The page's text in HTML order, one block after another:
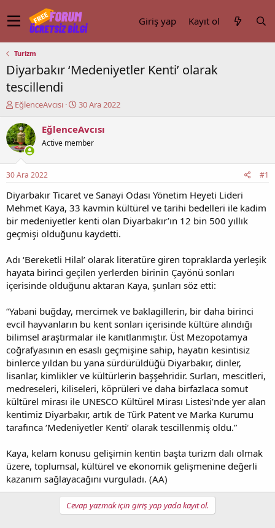
Giriş yap Kayıt ol
Turizm
Diyarbakır ‘Medeniyetler Kenti’ olarak
tescillendi
K
n
u
y
b
a
ş
l
a
t
a
EğlenceAvcısı
B
ş
a
ç
t
a
r
i
i
30 Ara 2022
EğlenceAvcısı
Active member
30 Ara 2022 #1
Diyarbakır Ticaret ve Sanayi Odası Yönetim Heyeti Lideri
Mehmet Kaya, 33 kavmin kültürel ve tarihi bedelleri ile kadim
bir medeniyetler kenti olan Diyarbakır’ın 12 bin 500 yıllık
geçmişi olduğunu kaydetti.
Adı ‘Bereketli Hilal’ olarak literatüre giren topraklarda yerleşik
hayata birinci geçilen yerlerden birinin Çayönü sonları
içerisinde olduğunu aktaran Kaya, şunları söz etti:
“Yabani buğday, mercimek ve baklagillerin, bir daha birinci
evcil hayvanların bu kent sonları içerisinde kültüre alındığı
bilimsel araştırmalar ile kanıtlanmıştır. Üst Mezopotamya
coğrafyasının en esaslı geçmişine sahip, hayatın kesintisiz
binlerce yıldan bu yana sürdürüldüğü Diyarbakır, dinler,
lisanlar, kimlikler ve kültürlerin başşehridir. Surları, mescitleri,
medreseleri, kiliseleri, köprüleri ve daha birfazlaca somut
kültürel mirası ile UNESCO Kültürel Mirası Listesi’nde yer alan
kentimiz Diyarbakır, artık de Türk Patent ve Marka Kurumu
tarafınca ‘Medeniyetler Kenti’ olarak tescillenmiş oldu.”
Kaya, kelam konusu gelişimin kentin başta turizm dalı olmak
üzere, toplumsal, kültürel ve ekonomik gelişmenine değerli
kazanım sağlayacağını vurguladı. (AA)
Cevap yazmak için giriş yap yada kayıt ol.